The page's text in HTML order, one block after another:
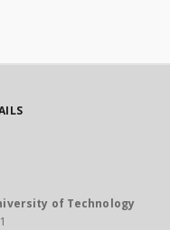
of Technology